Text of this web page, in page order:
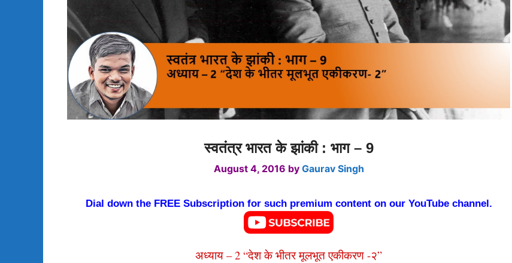
स्वतंत्र भारत के झांकी : भाग – 9
August 4, 2016 by Gaurav Singh
Dial down the FREE Subscription for such premium content on our YouTube channel.
अध्याय – 2 “देश के भीतर मूलभूत एकीकरण -२”